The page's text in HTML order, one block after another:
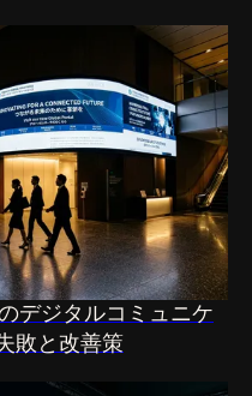
デジタルコミュニケ
敗と改善策